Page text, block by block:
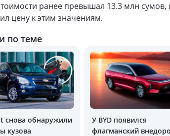
ранее превышал 13.3 млн
цену к этим значениям.
по теме
снова обнаружили
кузова
У BYD появился
флагманский